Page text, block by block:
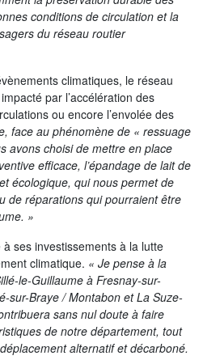
conditions de circulation et la
du réseau routier
climatiques, le réseau
par l’accélération des
ou encore l’envolée des
face au phénomène de « ressuage
avons choisi de mettre en place
efficace, l’épandage de lait de
écologique, qui nous permet de
de réparations qui pourraient être
»
ses investissements à la lutte
climatique. « Je pense à la
le-Guillaume à Fresnay-sur-
sur-Braye / Montabon et La Suze-
sans nul doute à faire
de notre département, tout
alternatif et décarboné.